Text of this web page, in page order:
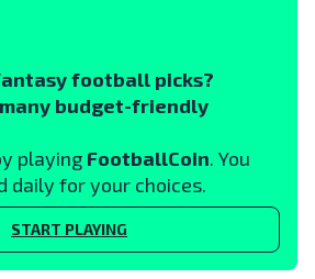
football picks?
budget-friendly
playing FootballCoin. You
daily for your choices.
START PLAYING